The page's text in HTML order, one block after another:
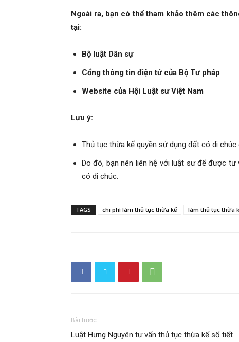
Ngoài ra, bạn có thể tham khảo thêm các
tại:
Bộ luật Dân sự
Cổng thông tin điện tử của Bộ Tư pháp
Website của Hội Luật sư Việt Nam
Lưu ý:
Thủ tục thừa kế quyền sử dụng đất có di
Do đó, bạn nên liên hệ với luật sư để được
có di chúc.
TAGS chi phí làm thủ tục thừa kế làm thủ tục thừa
Bài trước
Luật Hưng Nguyên tư vấn thủ tục thừa kế sổ tiết